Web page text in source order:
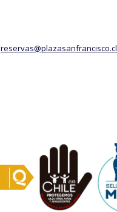
reservas@plazasanfrancisco.cl